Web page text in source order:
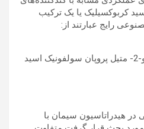
کربوکسیلیک یا یک ترکیب
رایج عبارتند از:
2-کوپلیمرهای آکریل آمیدو-2- متیل پروپان سولفونیک اسید
در هیدراتاسیون سیمان با